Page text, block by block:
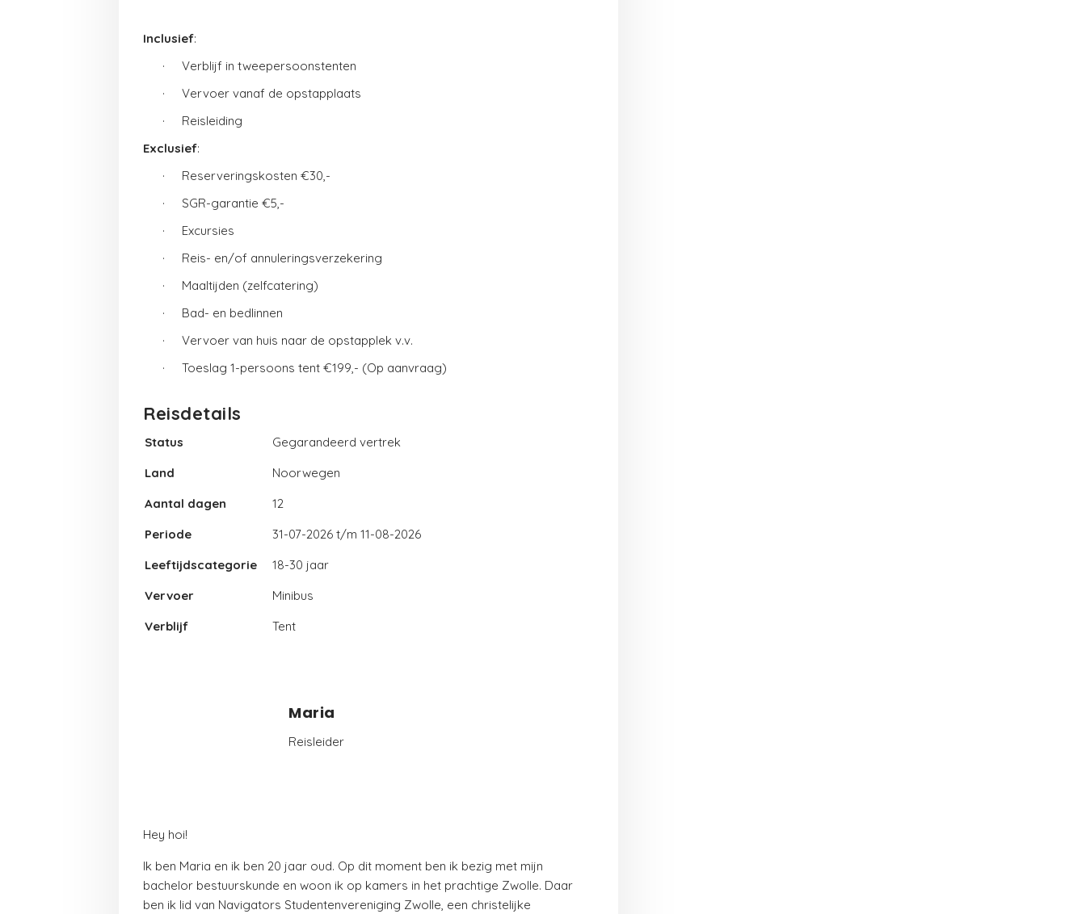
Inclusief:
·
Verblijf in tweepersoonstenten
·
Vervoer vanaf de opstapplaats
·
Reisleiding
Exclusief:
·
Reserveringskosten €30,-
·
SGR-garantie €5,-
·
Excursies
·
Reis- en/of annuleringsverzekering
·
Maaltijden (zelfcatering)
·
Bad- en bedlinnen
·
Vervoer van huis naar de opstapplek v.v.
·
Toeslag 1-persoons tent €199,- (Op aanvraag)
Reisdetails
Leeftijdscategorie 18-30 jaar
Aantal dagen
12
31-07-2026 t/m 11-08-2026
Vervoer
Minibus
Verblijf
Tent
Land Noorwegen
Status Gegarandeerd vertrek
Maria
Reisleider
Hey hoi!
Ik ben Maria en ik ben 20 jaar oud. Op dit moment ben ik bezig met mijn
bachelor bestuurskunde en woon ik op kamers in het prachtige Zwolle. Daar
ben ik lid van Navigators Studentenvereniging Zwolle, een christelijke